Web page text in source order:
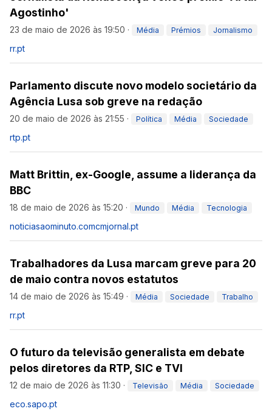
Agostinho'
23 de maio de 2026 às 19:50 · Média Prémios Jornalismo
rr.pt
Parlamento discute novo modelo societário da
Agência Lusa sob greve na redação
20 de maio de 2026 às 21:55 · Política Média Sociedade
rtp.pt
Matt Brittin, ex-Google, assume a liderança da
BBC
18 de maio de 2026 às 15:20 · Mundo Média Tecnologia
noticiasaominuto.comcmjornal.pt
Trabalhadores da Lusa marcam greve para 20
de maio contra novos estatutos
14 de maio de 2026 às 15:49 · Média Sociedade Trabalho
rr.pt
O futuro da televisão generalista em debate
pelos diretores da RTP, SIC e TVI
12 de maio de 2026 às 11:30 · Televisão Média Sociedade
eco.sapo.pt